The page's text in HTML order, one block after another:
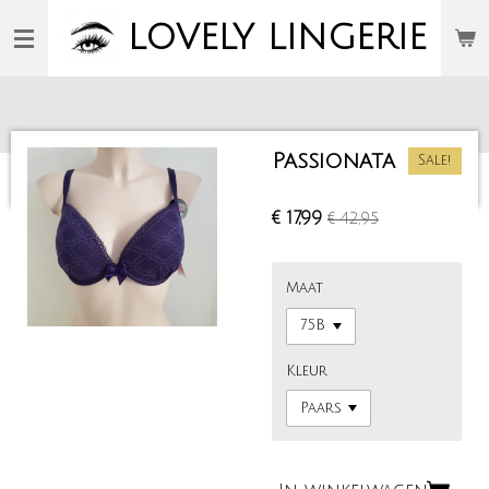
direct
LOVELY LINGERIE
Passionata Sale!
€ 17,99 € 42,95
Maat
Kleur